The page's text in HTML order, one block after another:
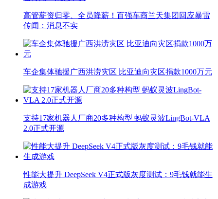
高管薪资归零、全员降薪！百强车商兰天集团回应暴雷
传闻：消息不实
车企集体驰援广西洪涝灾区 比亚迪向灾区捐款1000万元
支持17家机器人厂商20多种构型 蚂蚁灵波LingBot-VLA
2.0正式开源
性能大提升 DeepSeek V4正式版灰度测试：9毛钱就能生
成游戏